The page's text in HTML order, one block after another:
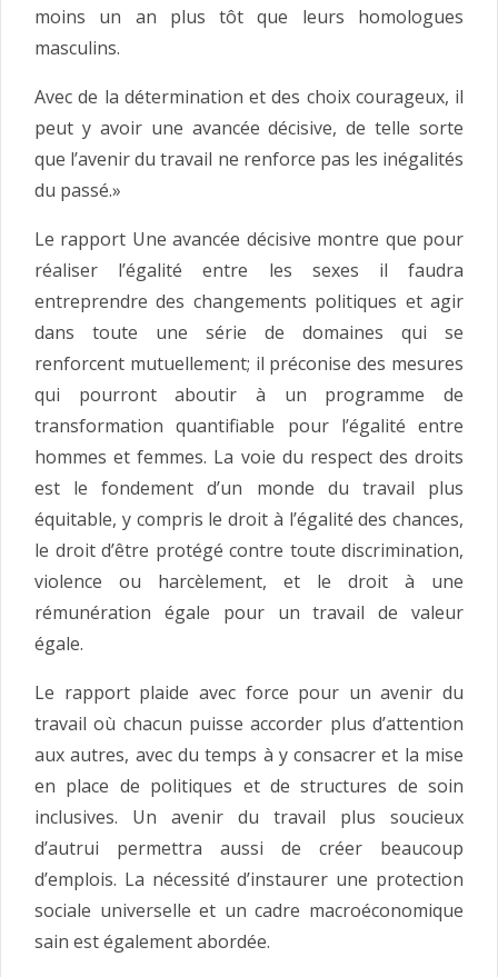
moins un an plus tôt que leurs homologues
masculins.
Avec de la détermination et des choix courageux, il
peut y avoir une avancée décisive, de telle sorte
que l’avenir du travail ne renforce pas les inégalités
du passé.»
Le rapport Une avancée décisive montre que pour
réaliser l’égalité entre les sexes il faudra
entreprendre des changements politiques et agir
dans toute une série de domaines qui se
renforcent mutuellement; il préconise des mesures
qui pourront aboutir à un programme de
transformation quantifiable pour l’égalité entre
hommes et femmes. La voie du respect des droits
est le fondement d’un monde du travail plus
équitable, y compris le droit à l’égalité des chances,
le droit d’être protégé contre toute discrimination,
violence ou harcèlement, et le droit à une
rémunération égale pour un travail de valeur
égale.
Le rapport plaide avec force pour un avenir du
travail où chacun puisse accorder plus d’attention
aux autres, avec du temps à y consacrer et la mise
en place de politiques et de structures de soin
inclusives. Un avenir du travail plus soucieux
d’autrui permettra aussi de créer beaucoup
d’emplois. La nécessité d’instaurer une protection
sociale universelle et un cadre macroéconomique
sain est également abordée.